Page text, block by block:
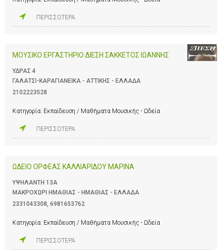
ΠΕΡΙΣΣΟΤΕΡΑ
ΜΟΥΣΙΚΟ ΕΡΓΑΣΤΗΡΙΟ ΔΙΕΣΗ ΣΑΚΚΕΤΟΣ ΙΩΑΝΝΗΣ
ΥΔΡΑΣ 4
ΓΑΛΑΤΣΙ-ΚΑΡΑΓΙΑΝΕΙΚΑ - ΑΤΤΙΚΗΣ - ΕΛΛΑΔΑ
2102223528
Κατηγορία: Εκπαίδευση / Μαθήματα Μουσικής - Ωδεία
ΠΕΡΙΣΣΟΤΕΡΑ
ΩΔΕΙΟ ΟΡΦΕΑΣ ΚΑΛΛΙΑΡΙΔΟΥ ΜΑΡΙΝΑ
ΥΨΗΛΑΝΤΗ 13Α
ΜΑΚΡΟΧΩΡΙ ΗΜΑΘΙΑΣ - ΗΜΑΘΙΑΣ - ΕΛΛΑΔΑ
2331043308, 6981653762
Κατηγορία: Εκπαίδευση / Μαθήματα Μουσικής - Ωδεία
ΠΕΡΙΣΣΟΤΕΡΑ